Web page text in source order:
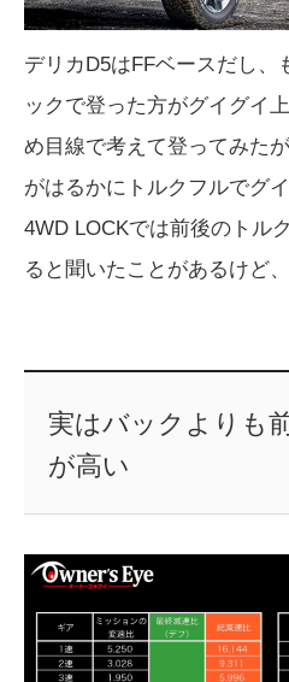
デリカD5はFFベースだし、
ックで登った方がグイグイ
め目線で考えて登ってみた
がはるかにトルクフルでグ
4WD LOCKでは前後のトル
ると聞いたことがあるけど
実はバックよりも
が高い